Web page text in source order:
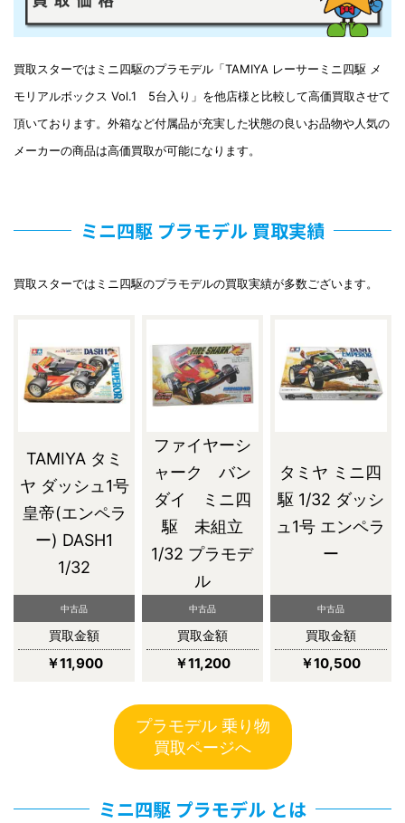
買取スターではミニ四駆のプラモデル「TAMIYA レーサーミニ四駆 メ
モリアルボックス Vol.1 5台入り」を他店様と比較して高価買取させて
頂いております。外箱など付属品が充実した状態の良いお品物や人気の
メーカーの商品は高価買取が可能になります。
ミニ四駆 プラモデル 買取実績
買取スターではミニ四駆のプラモデルの買取実績が多数ございます。
TAMIYA タミ
ヤ ダッシュ1号
皇帝(エンペラ
ー) DASH1
1/32
中古品
買取金額
￥11,900
ファイヤーシ
ャーク バン
ダイ ミニ四
駆 未組立
1/32 プラモデ
ル
中古品
買取金額
￥11,200
タミヤ ミニ四
駆 1/32 ダッシ
ュ1号 エンペラ
ー
中古品
買取金額
￥10,500
プラモデル 乗り物
買取ページへ
ミニ四駆 プラモデル とは